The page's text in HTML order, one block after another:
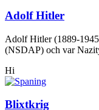
Adolf Hitler
Adolf Hitler (1889-
(NSDAP) och var
Hi
Blixtkrig